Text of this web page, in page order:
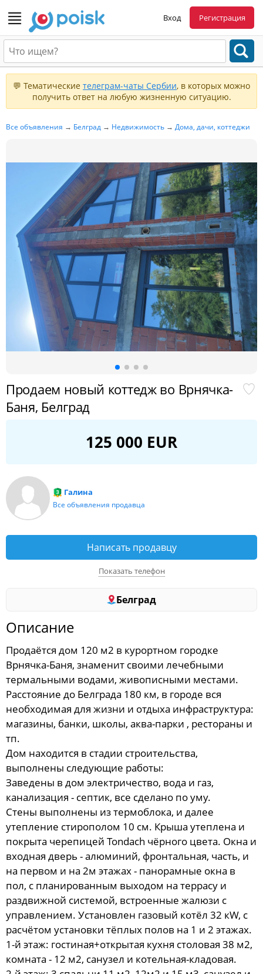
Вход Регистрация
💬 Тематические телеграм-чаты Сербии, в которых можно
получить ответ на любую жизненную ситуацию.
Все объявления → Белград → Недвижимость → Дома, дачи, коттеджи
Продаем новый коттедж во Врнячка-
Баня, Белград
125 000 EUR
Галина
Все объявления продавца
Написать продавцу
Показать телефон
Белград
Описание
Продаётся дом 120 м2 в курортном городке
Врнячка-Баня, знаменит своими лечебными
термальными водами, живописными местами.
Расстояние до Белграда 180 км, в городе вся
необходимая для жизни и отдыха инфраструктура:
магазины, банки, школы, аква-парки , рестораны и
тп.
Дом находится в стадии строительства,
выполнены следующие работы:
Заведены в дом электричество, вода и газ,
канализация - септик, все сделано по уму.
Стены выполнены из термоблока, и далее
утепление стирополом 10 см. Крыша утеплена и
покрыта черепицей Tondach чёрного цвета. Окна и
входная дверь - алюминий, фронтальная, часть, и
на первом и на 2м этажах - панорамные окна в
пол, с планированным выходом на террасу и
раздвижной системой, встроенные жалюзи с
управлением. Установлен газовый котёл 32 кW, с
расчётом установки тёплых полов на 1 и 2 этажах.
1-й этаж: гостиная+открытая кухня столовая 38 м2,
комната - 12 м2, санузел и котельная-кладовая.